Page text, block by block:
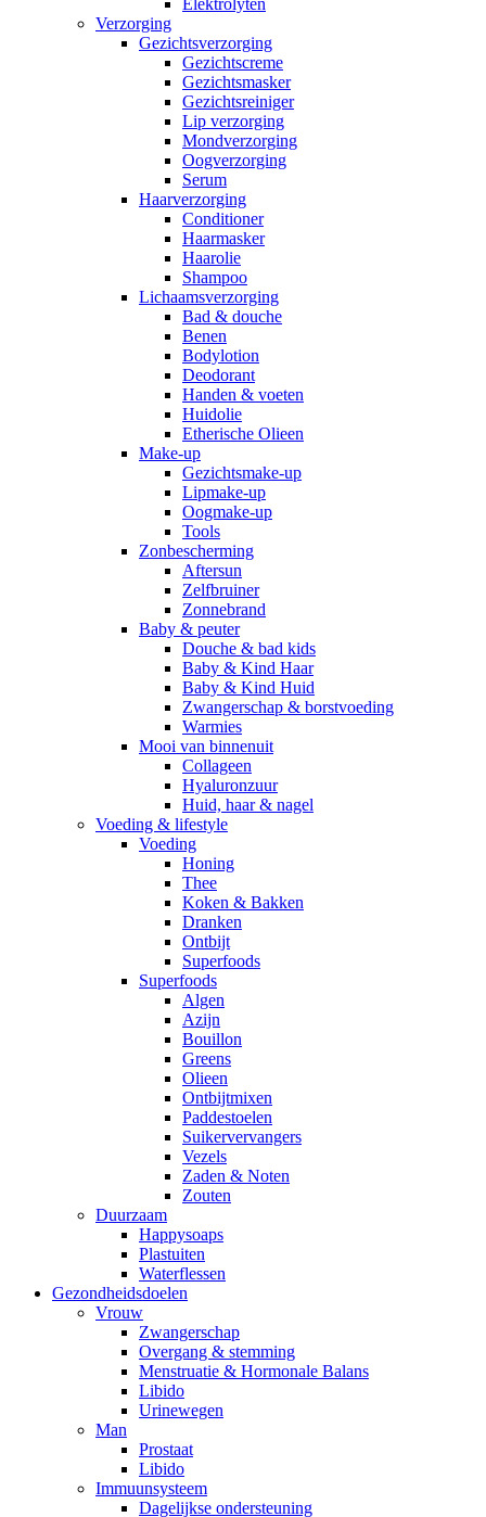
Elektrolyten
Verzorging
Gezichtsverzorging
Gezichtscreme
Gezichtsmasker
Gezichtsreiniger
Lip verzorging
Mondverzorging
Oogverzorging
Serum
Haarverzorging
Conditioner
Haarmasker
Haarolie
Shampoo
Lichaamsverzorging
Bad & douche
Benen
Bodylotion
Deodorant
Handen & voeten
Huidolie
Etherische Olieen
Make-up
Gezichtsmake-up
Lipmake-up
Oogmake-up
Tools
Zonbescherming
Aftersun
Zelfbruiner
Zonnebrand
Baby & peuter
Douche & bad kids
Baby & Kind Haar
Baby & Kind Huid
Zwangerschap & borstvoeding
Warmies
Mooi van binnenuit
Collageen
Hyaluronzuur
Huid, haar & nagel
Voeding & lifestyle
Voeding
Honing
Thee
Koken & Bakken
Dranken
Ontbijt
Superfoods
Superfoods
Algen
Azijn
Bouillon
Greens
Olieen
Ontbijtmixen
Paddestoelen
Suikervervangers
Vezels
Zaden & Noten
Zouten
Duurzaam
Happysoaps
Plastuiten
Waterflessen
Gezondheidsdoelen
Vrouw
Zwangerschap
Overgang & stemming
Menstruatie & Hormonale Balans
Libido
Urinewegen
Man
Prostaat
Libido
Immuunsysteem
Dagelijkse ondersteuning